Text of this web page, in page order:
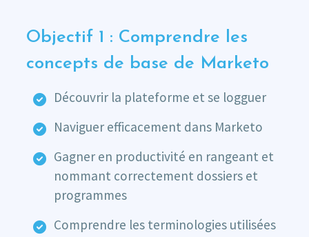
Objectif 1 : Comprendre les
concepts de base de Marketo
Découvrir la plateforme et se logguer
Naviguer efficacement dans Marketo
Gagner en productivité en rangeant et
nommant correctement dossiers et
programmes
Comprendre les terminologies utilisées